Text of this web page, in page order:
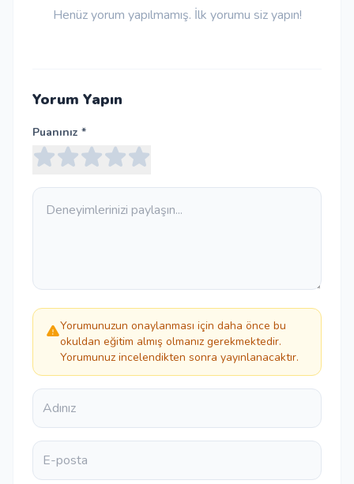
Henüz yorum yapılmamış. İlk yorumu siz yapın!
Yorum Yapın
Puanınız *
Yorumunuzun onaylanması için daha önce bu
okuldan eğitim almış olmanız gerekmektedir.
Yorumunuz incelendikten sonra yayınlanacaktır.